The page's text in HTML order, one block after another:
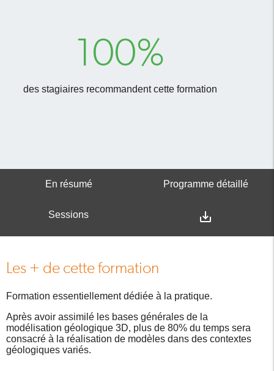
100%
des stagiaires recommandent cette formation
En résumé Programme détaillé
Sessions save_alt
Les + de cette formation
Formation essentiellement dédiée à la pratique.
Après avoir assimilé les bases générales de la
modélisation géologique 3D, plus de 80% du temps sera
consacré à la réalisation de modèles dans des contextes
géologiques variés.